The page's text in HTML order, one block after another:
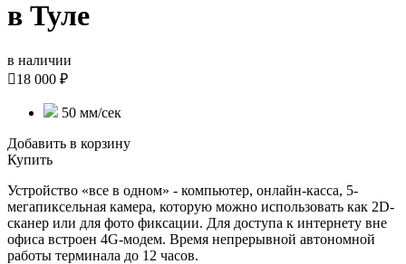
в Туле
в наличии
18 000 ₽
50 мм/сек
Добавить в корзину
Купить
Устройство «все в одном» - компьютер, онлайн-касса, 5-
мегапиксельная камера, которую можно использовать как 2D-
сканер или для фото фиксации. Для доступа к интернету вне
офиса встроен 4G-модем. Время непрерывной автономной
работы терминала до 12 часов.